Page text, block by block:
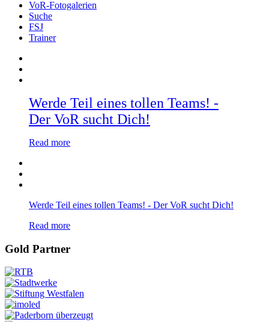
VoR-Fotogalerien
Suche
FSJ
Trainer
Werde Teil eines tollen Teams! -
Der VoR sucht Dich!
Read more
Werde Teil eines tollen Teams! - Der VoR sucht Dich!
Read more
Gold Partner